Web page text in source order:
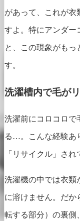
があって、これが衣
すよ。特にアンダー
と、この現象がも
す。
洗濯槽内で毛が
洗濯前にコロコロで
る…。こんな経験あ
「リサイクル」され
洗濯機の中では衣類
に溶けません。だか
転する部分）の裏側